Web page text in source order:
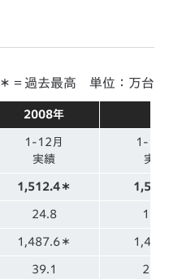
＊＝過去最高 単位：万台
2008年
1-12月
実績
1-12月
実績
1,512.4＊ 1,504.2
24.8 18.2
1,487.6＊ 1,485.9
39.1 20.4